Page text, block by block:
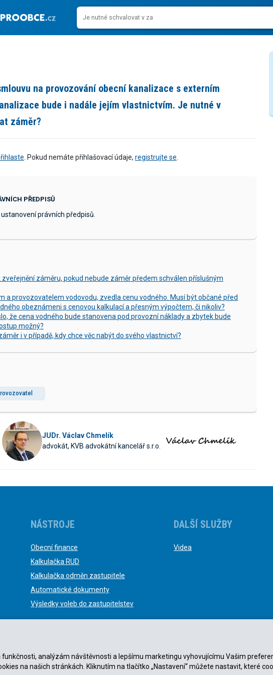
na provozování obecní kanalizace s externím
bude i nadále jejím vlastnictvím. Je nutné v
záměr?
. Pokud nemáte přihlašovací údaje, registrujte se
PŘEDPISŮ
právních předpisů.
záměru, pokud nebude záměr předem schválen příslušným
a provozovatelem vodovodu, zvedla cenu vodného. Musí být občané před
obeznámeni s cenovou kalkulací a přesným výpočtem, či nikoliv?
že cena vodného bude stanovena pod provozní náklady a zbytek bude
možný?
i v případě, kdy chce věc nabýt do svého vlastnictví?
JUDr. Václav Chmelík
advokát, KVB advokátní kancelář s.r.o.
NÁSTROJE
Obecní finance
Kalkulačka RUD
Kalkulačka odměn zastupitele
Automatické dokumenty
Výsledky voleb do zastupitelstev
DALŠÍ SLUŽBY
Videa
Zásady ochrany osobních údajů
funkčnosti, analýzám návštěvnosti a lepšímu marketingu vyhovujícímu Vašim
na našich stránkách. Kliknutím na tlačítko „Nastavení“ můžete nastavit, které